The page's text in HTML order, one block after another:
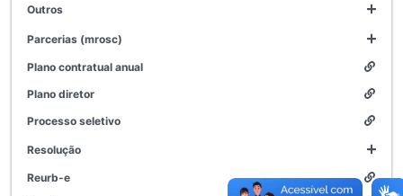
outros
parcerias (mrosc)
plano contratual anual
plano diretor
processo seletivo
resolução
reurb-e